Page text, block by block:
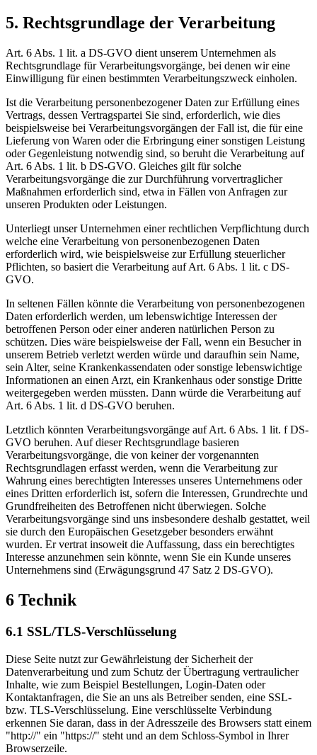
5. Rechtsgrundlage der Verarbeitung
Art. 6 Abs. 1 lit. a DS-GVO dient unserem Unternehmen als
Rechtsgrundlage für Verarbeitungsvorgänge, bei denen wir eine
Einwilligung für einen bestimmten Verarbeitungszweck einholen.
Ist die Verarbeitung personenbezogener Daten zur Erfüllung eines
Vertrags, dessen Vertragspartei Sie sind, erforderlich, wie dies
beispielsweise bei Verarbeitungsvorgängen der Fall ist, die für eine
Lieferung von Waren oder die Erbringung einer sonstigen Leistung
oder Gegenleistung notwendig sind, so beruht die Verarbeitung auf
Art. 6 Abs. 1 lit. b DS-GVO. Gleiches gilt für solche
Verarbeitungsvorgänge die zur Durchführung vorvertraglicher
Maßnahmen erforderlich sind, etwa in Fällen von Anfragen zur
unseren Produkten oder Leistungen.
Unterliegt unser Unternehmen einer rechtlichen Verpflichtung durch
welche eine Verarbeitung von personenbezogenen Daten
erforderlich wird, wie beispielsweise zur Erfüllung steuerlicher
Pflichten, so basiert die Verarbeitung auf Art. 6 Abs. 1 lit. c DS-
GVO.
In seltenen Fällen könnte die Verarbeitung von personenbezogenen
Daten erforderlich werden, um lebenswichtige Interessen der
betroffenen Person oder einer anderen natürlichen Person zu
schützen. Dies wäre beispielsweise der Fall, wenn ein Besucher in
unserem Betrieb verletzt werden würde und daraufhin sein Name,
sein Alter, seine Krankenkassendaten oder sonstige lebenswichtige
Informationen an einen Arzt, ein Krankenhaus oder sonstige Dritte
weitergegeben werden müssten. Dann würde die Verarbeitung auf
Art. 6 Abs. 1 lit. d DS-GVO beruhen.
Letztlich könnten Verarbeitungsvorgänge auf Art. 6 Abs. 1 lit. f DS-
GVO beruhen. Auf dieser Rechtsgrundlage basieren
Verarbeitungsvorgänge, die von keiner der vorgenannten
Rechtsgrundlagen erfasst werden, wenn die Verarbeitung zur
Wahrung eines berechtigten Interesses unseres Unternehmens oder
eines Dritten erforderlich ist, sofern die Interessen, Grundrechte und
Grundfreiheiten des Betroffenen nicht überwiegen. Solche
Verarbeitungsvorgänge sind uns insbesondere deshalb gestattet, weil
sie durch den Europäischen Gesetzgeber besonders erwähnt
wurden. Er vertrat insoweit die Auffassung, dass ein berechtigtes
Interesse anzunehmen sein könnte, wenn Sie ein Kunde unseres
Unternehmens sind (Erwägungsgrund 47 Satz 2 DS-GVO).
6 Technik
6.1 SSL/TLS-Verschlüsselung
Diese Seite nutzt zur Gewährleistung der Sicherheit der
Datenverarbeitung und zum Schutz der Übertragung vertraulicher
Inhalte, wie zum Beispiel Bestellungen, Login-Daten oder
Kontaktanfragen, die Sie an uns als Betreiber senden, eine SSL-
bzw. TLS-Verschlüsselung. Eine verschlüsselte Verbindung
erkennen Sie daran, dass in der Adresszeile des Browsers statt einem
"http://" ein "https://" steht und an dem Schloss-Symbol in Ihrer
Browserzeile.